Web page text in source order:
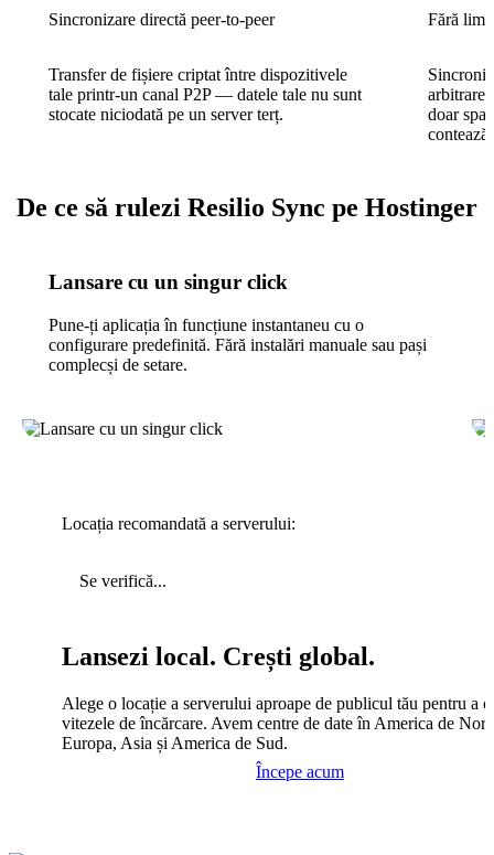
Sincronizare directă peer-to-peer
Transfer de fișiere criptat între dispozitivele
tale printr-un canal P2P — datele tale nu sunt
stocate niciodată pe un server terț.
Fără
arbitrare
doar
contează.
De ce să rulezi Resilio Sync pe Hostinger
Lansare cu un singur click
Pune-ți aplicația în funcțiune instantaneu cu o
configurare predefinită. Fără instalări manuale sau pași
complecși de setare.
Locația recomandată a serverului:
Se verifică...
Lansezi local. Crești global.
Alege o locație a serverului aproape de publicul tău pentru a
vitezele de încărcare. Avem centre de date în America de
Europa, Asia și America de Sud.
Începe acum